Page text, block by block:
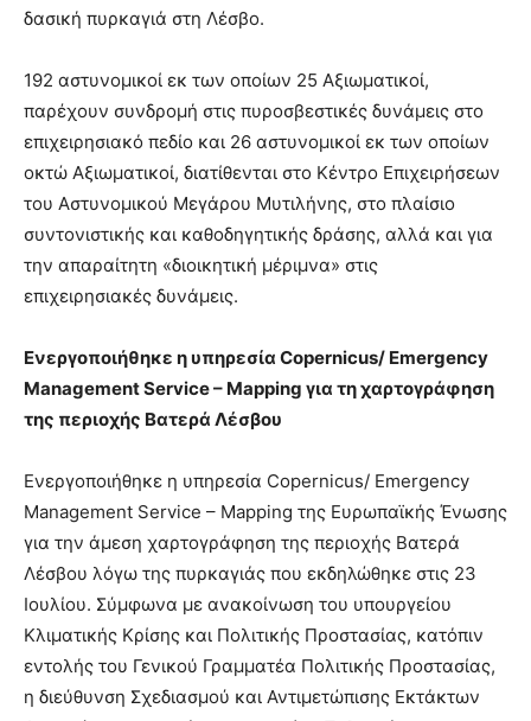
δασική πυρκαγιά στη Λέσβο.
192 αστυνομικοί εκ των οποίων 25 Αξιωματικοί,
παρέχουν συνδρομή στις πυροσβεστικές δυνάμεις στο
επιχειρησιακό πεδίο και 26 αστυνομικοί εκ των οποίων
οκτώ Αξιωματικοί, διατίθενται στο Κέντρο Επιχειρήσεων
του Αστυνομικού Μεγάρου Μυτιλήνης, στο πλαίσιο
συντονιστικής και καθοδηγητικής δράσης, αλλά και για
την απαραίτητη «διοικητική μέριμνα» στις
επιχειρησιακές δυνάμεις.
Ενεργοποιήθηκε η υπηρεσία Copernicus/ Emergency
Management Service – Mapping για τη χαρτογράφηση
της περιοχής Βατερά Λέσβου
Ενεργοποιήθηκε η υπηρεσία Copernicus/ Emergency
Management Service – Mapping της Ευρωπαϊκής Ένωσης
για την άμεση χαρτογράφηση της περιοχής Βατερά
Λέσβου λόγω της πυρκαγιάς που εκδηλώθηκε στις 23
Ιουλίου. Σύμφωνα με ανακοίνωση του υπουργείου
Κλιματικής Κρίσης και Πολιτικής Προστασίας, κατόπιν
εντολής του Γενικού Γραμματέα Πολιτικής Προστασίας,
η διεύθυνση Σχεδιασμού και Αντιμετώπισης Εκτάκτων